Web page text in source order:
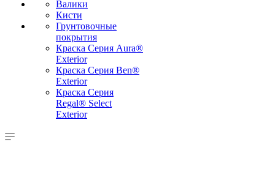
Валики
Кисти
Грунтовочные
покрытия
Краска Серия Aura®
Exterior
Краска Серия Ben®
Exterior
Краска Серия
Regal® Select
Exterior